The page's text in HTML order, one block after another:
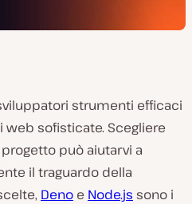
strumenti efficaci
web sofisticate. Scegliere
può aiutarvi a
il traguardo della
Deno e Node.js sono i